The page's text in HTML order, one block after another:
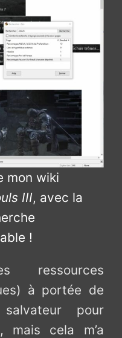
mon wiki
III, avec la
!
ressources
à portée de
pour
mais cela m’a